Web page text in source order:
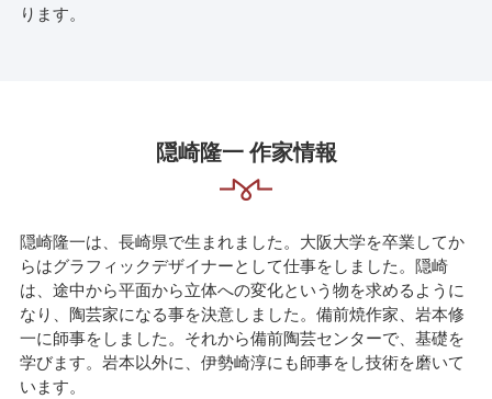
ります。
隠崎隆一 作家情報
隠崎隆一は、長崎県で生まれました。大阪大学を卒業してか
らはグラフィックデザイナーとして仕事をしました。隠崎
は、途中から平面から立体への変化という物を求めるように
なり、陶芸家になる事を決意しました。備前焼作家、岩本修
一に師事をしました。それから備前陶芸センターで、基礎を
学びます。岩本以外に、伊勢崎淳にも師事をし技術を磨いて
います。